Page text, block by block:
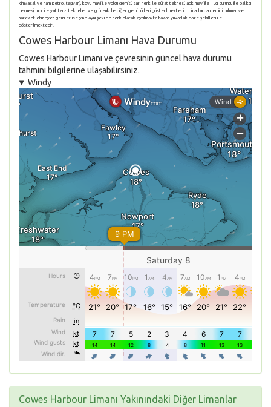
kimyasal ve ham petrol taşıyan), koyu mavi ile yolcu gemisi, sarı renk ile sürat teknesi, açık mavi ile Tug, turuncu ile balıkçı
teknesi, mor ile yat tarzı tekneler ve gri renk ile diğer gemi türleri gösterilmektedir. Limanlarda demirli bulunan ve
hareket etmeyen gemiler ise yine aynı şekilde renk olarak ayrılmakta fakat yuvarlak daire şekilleri ile
gösterilmektedir.
Cowes Harbour Limanı Hava Durumu
Cowes Harbour Limanı ve çevresinin güncel hava durumu
tahmini bilgilerine ulaşabilirsiniz.
Windy
Cowes Harbour Limanı Yakınındaki Diğer Limanlar